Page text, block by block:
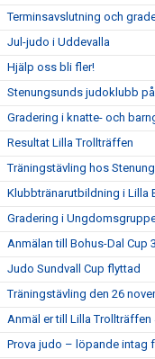
Terminsavslutning och
Jul-judo i Uddevalla
Hjälp oss bli fler!
Stenungsunds judoklubb
Gradering i knatte- och
Resultat Lilla Trollträffen
Träningstävling hos
Klubbtränarutbildning i Lilla
Gradering i
Anmälan till Bohus-Dal Cup
Judo Sundvall Cup flyttad
Träningstävling den 26
Anmäl er till Lilla Trollträffen
Prova judo – löpande intag